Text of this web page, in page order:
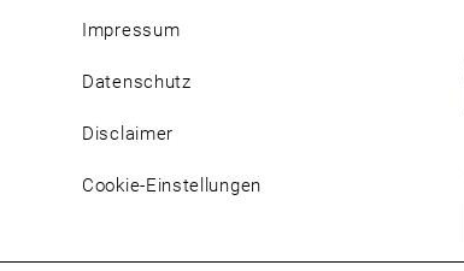
Impressum
Datenschutz
Disclaimer
Cookie-Einstellungen